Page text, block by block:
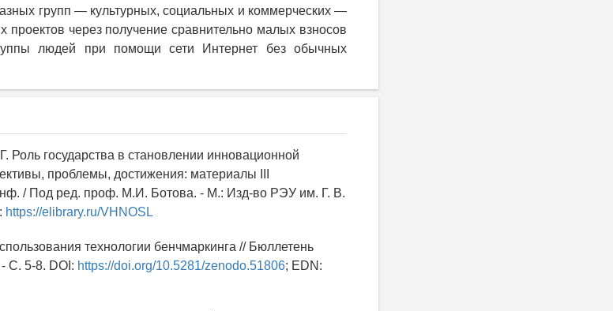
групп — культурных, социальных и коммерческих —
через получение сравнительно малых взносов
людей при помощи сети Интернет без обычных
государства в становлении инновационной
проблемы, достижения: материалы III
/ Под ред. проф. М.И. Ботова. - М.: Изд-во РЭУ им. Г. В.
https://elibrary.ru/VHNOSL
технологии бенчмаркинга // Бюллетень
С. 5-8. DOI: https://doi.org/10.5281/zenodo.51806; EDN: